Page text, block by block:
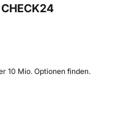
10 Mio. Optionen finden.